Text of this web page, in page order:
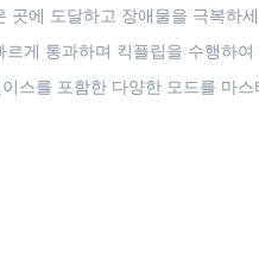
곳에 도달하고 장애물을 극복하
게 통과하며 킥플립을 수행하
스를 포함한 다양한 모드를 마